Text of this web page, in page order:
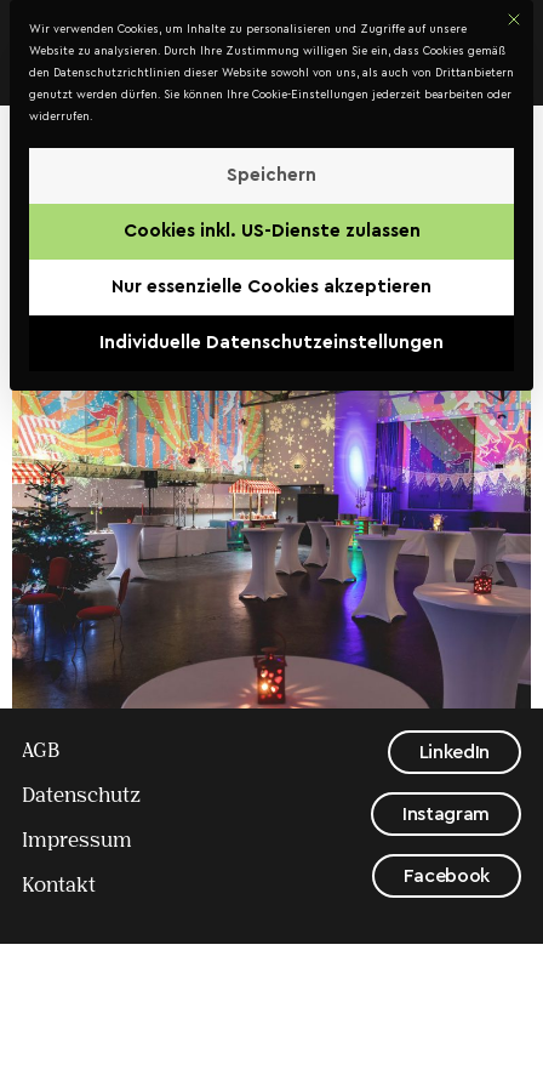
Kontakt
Kunde:Energie
Steiermark AG
Energie Steiermark
Weihnachtsfeier
AGB
Datenschutz
Impressum
Kontakt
LinkedIn
Instagram
Facebook
Mit
DATENSCHUTZ
Wir verwenden Cookies, um Inhalte zu personalisieren und Zugriffe auf unsere
Website zu analysieren. Durch Ihre Zustimmung willigen Sie ein, dass Cookies gemäß
den Datenschutzrichtlinien dieser Website sowohl von uns, als auch von Drittanbietern
genutzt werden dürfen. Sie können Ihre Cookie-Einstellungen jederzeit bearbeiten oder
widerrufen.
Speichern
Cookies inkl. US-Dienste zulassen
Nur essenzielle Cookies akzeptieren
Individuelle Datenschutzeinstellungen